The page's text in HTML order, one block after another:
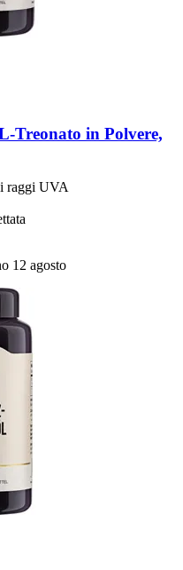
​Treonato in Polvere,
raggi UVA
12 agosto